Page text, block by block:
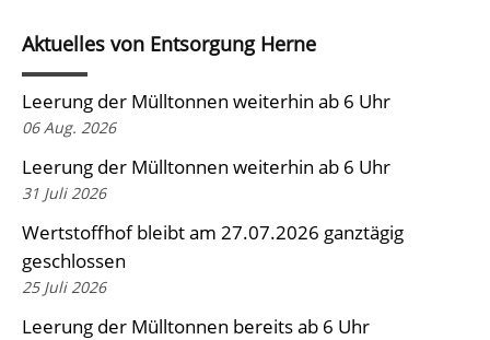
Aktuelles von Entsorgung Herne
Leerung der Mülltonnen weiterhin ab 6 Uhr
06 Aug. 2026
Leerung der Mülltonnen weiterhin ab 6 Uhr
31 Juli 2026
Wertstoffhof bleibt am 27.07.2026 ganztägig
geschlossen
25 Juli 2026
Leerung der Mülltonnen bereits ab 6 Uhr